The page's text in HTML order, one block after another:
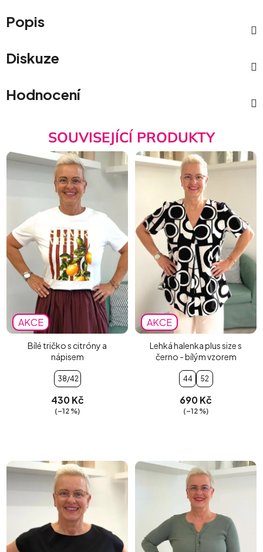
Popis
Diskuze
Hodnocení
SOUVISEJÍCÍ PRODUKTY
AKCE
Bílé tričko s citróny a
nápisem
38/42
430 Kč
(–12 %)
AKCE
Lehká halenka plus size s
černo - bílým vzorem
44 52
690 Kč
(–12 %)